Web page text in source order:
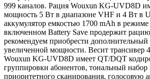
999 каналов. Рация Wouxun KG-UVD8D
мощность 5 Вт в диапазоне VHF и 4 Вт в
аккумулятор емкостью 1700 mAh в
включенном Battery Save продержит
рекомендуем приобрести дополнительный
увеличенной мощности. Весит трансивер
Wouxun KG-UVD8D имеет QT/DQT
группировки абонентов, тональный
приоритетного сканирования, голосовую